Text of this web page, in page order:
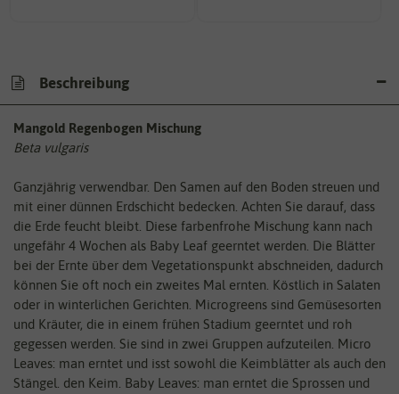
Beschreibung
Mangold Regenbogen Mischung
Beta vulgaris
Ganzjährig verwendbar. Den Samen auf den Boden streuen und
mit einer dünnen Erdschicht bedecken. Achten Sie darauf, dass
die Erde feucht bleibt. Diese farbenfrohe Mischung kann nach
ungefähr 4 Wochen als Baby Leaf geerntet werden. Die Blätter
bei der Ernte über dem Vegetationspunkt abschneiden, dadurch
können Sie oft noch ein zweites Mal ernten. Köstlich in Salaten
oder in winterlichen Gerichten. Microgreens sind Gemüsesorten
und Kräuter, die in einem frühen Stadium geerntet und roh
gegessen werden. Sie sind in zwei Gruppen aufzuteilen. Micro
Leaves: man erntet und isst sowohl die Keimblätter als auch den
Stängel. den Keim. Baby Leaves: man erntet die Sprossen und